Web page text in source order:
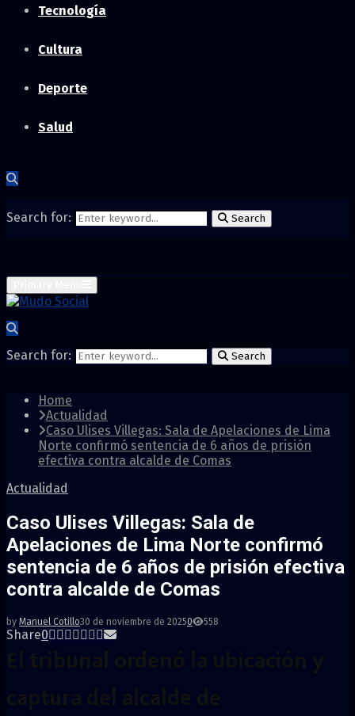
Tecnología
Cultura
Deporte
Salud
Search for: Search
Search for: Search
Home
Actualidad
Caso Ulises Villegas: Sala de Apelaciones de Lima
Norte confirmó sentencia de 6 años de prisión
efectiva contra alcalde de Comas
Actualidad
Caso Ulises Villegas: Sala de
Apelaciones de Lima Norte confirmó
sentencia de 6 años de prisión efectiva
contra alcalde de Comas
by Manuel Cotillo30 de noviembre de 20250 558
Share0